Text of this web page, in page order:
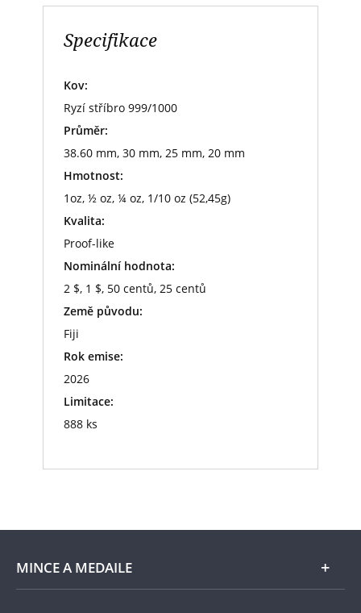
Specifikace
Kov:
Ryzí stříbro 999/1000
Průměr:
38.60 mm, 30 mm, 25 mm, 20 mm
Hmotnost:
1oz, ½ oz, ¼ oz, 1/10 oz (52,45g)
Kvalita:
Proof-like
Nominální hodnota:
2 $, 1 $, 50 centů, 25 centů
Země původu:
Fiji
Rok emise:
2026
Limitace:
888 ks
MINCE A MEDAILE